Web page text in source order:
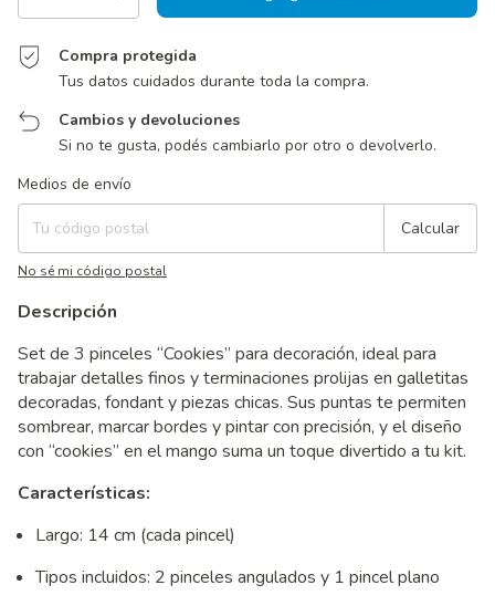
Compra protegida
Tus datos cuidados durante toda la compra.
Cambios y devoluciones
Si no te gusta, podés cambiarlo por otro o devolverlo.
Entregas para el CP:
Medios de envío
Calcular
No sé mi código postal
Descripción
Set de 3 pinceles “Cookies” para decoración, ideal para
trabajar detalles finos y terminaciones prolijas en galletitas
decoradas, fondant y piezas chicas. Sus puntas te permiten
sombrear, marcar bordes y pintar con precisión, y el diseño
con “cookies” en el mango suma un toque divertido a tu kit.
Características:
Largo: 14 cm (cada pincel)
Tipos incluidos: 2 pinceles angulados y 1 pincel plano